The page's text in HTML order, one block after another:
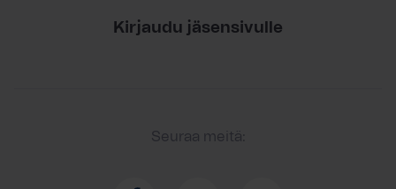
Kirjaudu jäsensivulle
Seuraa meitä: